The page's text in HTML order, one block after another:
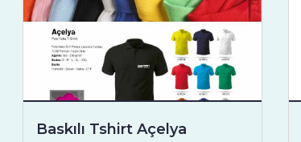
Baskılı Tshirt Açelya